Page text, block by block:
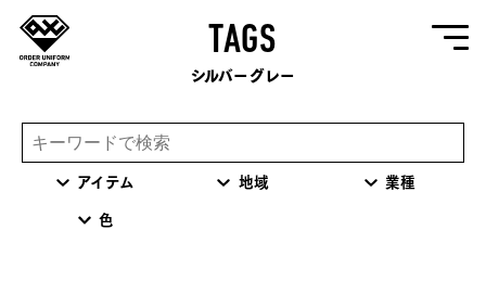
TAGS
シルバーグレー
アイテム 地域
業種
色